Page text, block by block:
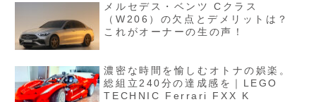
メルセデス・ベンツ Cクラス
（W206）の欠点とデメリットは？
これがオーナーの生の声！
濃密な時間を愉しむオトナの娯楽。
総組立240分の達成感を｜LEGO
TECHNIC Ferrari FXX K